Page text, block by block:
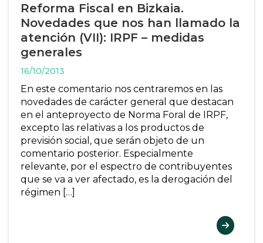
Reforma Fiscal en Bizkaia.
Novedades que nos han llamado la
atención (VII): IRPF – medidas
generales
16/10/2013
En este comentario nos centraremos en las
novedades de carácter general que destacan
en el anteproyecto de Norma Foral de IRPF,
excepto las relativas a los productos de
previsión social, que serán objeto de un
comentario posterior. Especialmente
relevante, por el espectro de contribuyentes
que se va a ver afectado, es la derogación del
régimen […]